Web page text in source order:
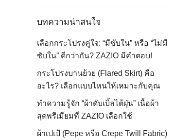
บทความน่าสนใจ
เลือกกระโปรงคู่ใจ: “มีซับใน” หรือ “ไม่มี
ซับใน” ดีกว่ากัน? ZAZIO มีคำตอบ!
กระโปรงบานย้วย (Flared Skirt) คือ
อะไร? เลือกแบบไหนให้เหมาะกับคุณ
ทำความรู้จัก “ผ้าดับเบิ้ลไต้ฝุ่น” เนื้อผ้า
สุดพรีเมียมที่ ZAZIO เลือกใช้
ผ้าเปเป้ (Pepe หรือ Crepe Twill Fabric)